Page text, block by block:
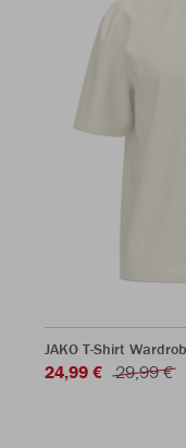
JAKO T-Shirt
24,99 € 29,99 €